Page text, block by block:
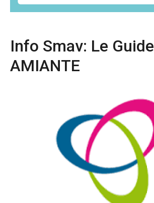
Info Smav: Le Guide
AMIANTE